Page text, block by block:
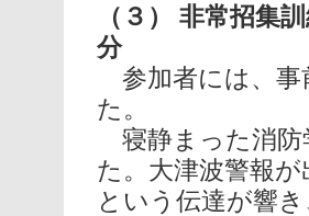
（３） 非常招集
分
参加者には、事
た。
寝静まった消防
た。⼤津波警報
という伝達が響